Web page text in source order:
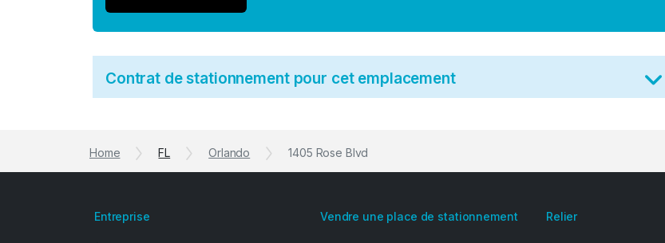
Contrat de stationnement pour cet emplacement
Home FL Orlando 1405 Rose Blvd
Entreprise Vendre une place de stationnement Relier